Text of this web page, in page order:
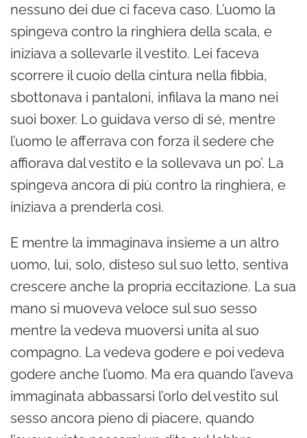
nessuno dei due ci faceva caso. L’uomo la
spingeva contro la ringhiera della scala, e
iniziava a sollevarle il vestito. Lei faceva
scorrere il cuoio della cintura nella fibbia,
sbottonava i pantaloni, infilava la mano nei
suoi boxer. Lo guidava verso di sé, mentre
l’uomo le afferrava con forza il sedere che
affiorava dal vestito e la sollevava un po’. La
spingeva ancora di più contro la ringhiera, e
iniziava a prenderla così.
E mentre la immaginava insieme a un altro
uomo, lui, solo, disteso sul suo letto, sentiva
crescere anche la propria eccitazione. La sua
mano si muoveva veloce sul suo sesso
mentre la vedeva muoversi unita al suo
compagno. La vedeva godere e poi vedeva
godere anche l’uomo. Ma era quando l’aveva
immaginata abbassarsi l’orlo del vestito sul
sesso ancora pieno di piacere, quando